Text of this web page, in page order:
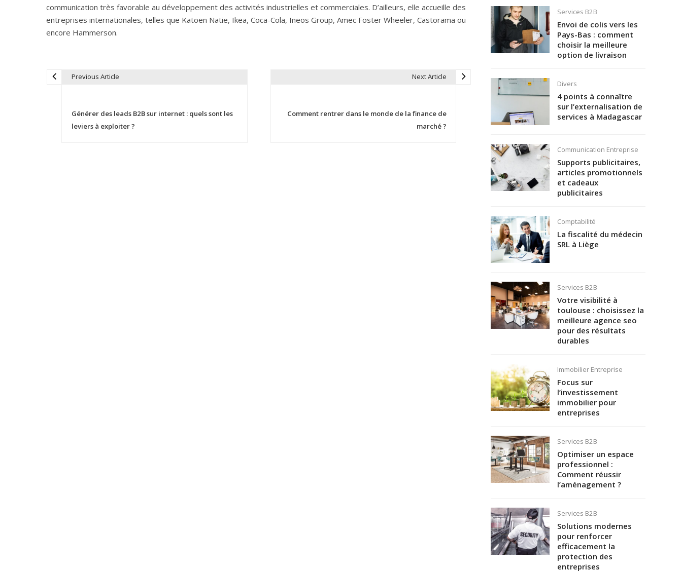
communication très favorable au développement des activités industrielles et commerciales. D’ailleurs, elle accueille des
entreprises internationales, telles que Katoen Natie, Ikea, Coca-Cola, Ineos Group, Amec Foster Wheeler, Castorama ou
encore Hammerson.
Previous Article
Générer des leads B2B sur internet : quels sont les
leviers à exploiter ?
Next Article
Comment rentrer dans le monde de la finance de
marché ?
Services B2B
Envoi de colis vers les
Pays-Bas : comment
choisir la meilleure
option de livraison
Divers
4 points à connaître
sur l’externalisation de
services à Madagascar
Communication Entreprise
Supports publicitaires,
articles promotionnels
et cadeaux
publicitaires
Comptabilité
La fiscalité du médecin
SRL à Liège
Services B2B
Votre visibilité à
toulouse : choisissez la
meilleure agence seo
pour des résultats
durables
Immobilier Entreprise
Focus sur
l’investissement
immobilier pour
entreprises
Services B2B
Optimiser un espace
professionnel :
Comment réussir
l’aménagement ?
Services B2B
Solutions modernes
pour renforcer
efficacement la
protection des
entreprises